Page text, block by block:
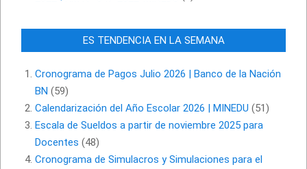
ES TENDENCIA EN LA SEMANA
Cronograma de Pagos Julio 2026 | Banco de la Nación
BN (59)
Calendarización del Año Escolar 2026 | MINEDU (51)
Escala de Sueldos a partir de noviembre 2025 para
Docentes (48)
Cronograma de Simulacros y Simulaciones para el